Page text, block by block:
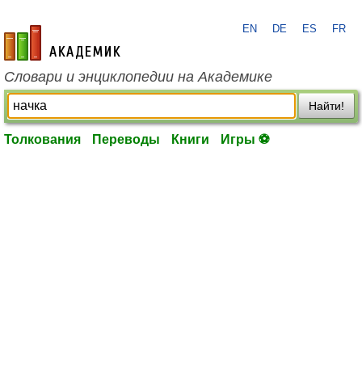
academic.ru
EN DE ES FR
Словари и энциклопедии на Академике
Найти!
Толкования Переводы Книги Игры ⚽